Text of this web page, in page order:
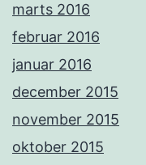
marts 2016
februar 2016
januar 2016
december 2015
november 2015
oktober 2015